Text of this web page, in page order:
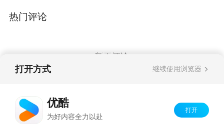
热门评论
暂无评论
打开方式 继续使用浏览器
优酷
为好内容全力以赴
打开